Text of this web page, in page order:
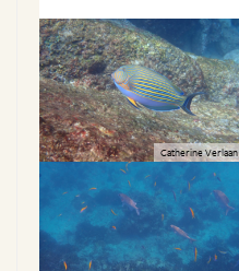
Catherine Verlaan